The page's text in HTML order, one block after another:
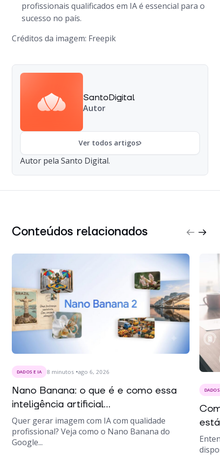
profissionais qualificados em IA é essencial para o
sucesso no país.
Créditos da imagem: Freepik
SantoDigital
Autor
Ver todos artigos
Autor pela Santo Digital.
Conteúdos relacionados
DADOS E IA 8 minutos ago 6, 2026
Nano Banana: o que é e como essa
inteligência artificial...
Quer gerar imagem com IA com qualidade
profissional? Veja como o Nano Banana do
Google...